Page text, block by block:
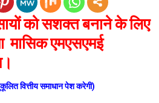
को सशक्त बनाने के लिए
मासिक एमएसएमई
वित्तीय समाधान पेश करेगी)